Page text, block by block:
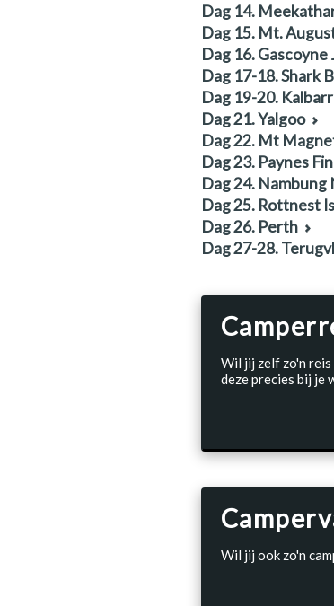
Dag 14.
Dag 15. Mt.
Dag 16.
Dag 17-18. Shark
Dag 19-20.
Dag 21. Yalgoo
Dag 22. Mt
Dag 23. Paynes
Dag 24. Nambung
Dag 25. Rottnest
Dag 26. Perth
Dag 27-28.
Wil jij zelf zo'n reis
deze precies bij je
Wil jij ook zo'n